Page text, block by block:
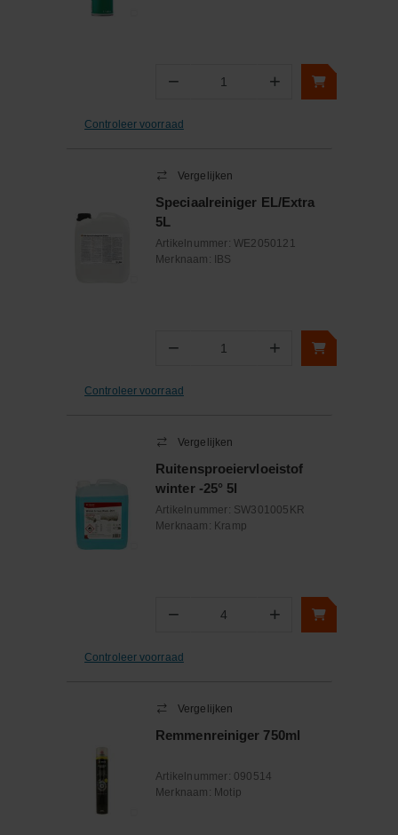
− Aantal +
Controleer voorraad
Vergelijken
Speciaalreiniger EL/Extra
5L
Artikelnummer: WE2050121
Merknaam:
IBS
− Aantal +
Controleer voorraad
Vergelijken
Ruitensproeiervloeistof
winter -25° 5l
Artikelnummer: SW301005KR
Merknaam: Kramp
− +
Controleer voorraad
Vergelijken
Remmenreiniger 750ml
Artikelnummer: 090514
Merknaam: Motip